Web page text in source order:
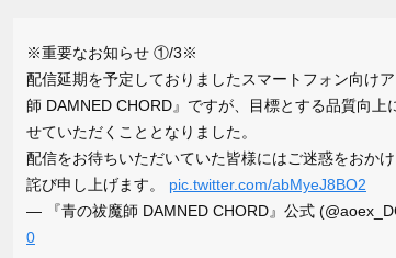
※重要なお知らせ ①/3※
配信延期を予定しておりましたスマートフォン向け
師 DAMNED CHORD』ですが、目標とする品質向上
せていただくこととなりました。
配信をお待ちいただいていた皆様にはご迷惑をおか
詫び申し上げます。 pic.twitter.com/abMyeJ8BO2
— 『青の祓魔師 DAMNED CHORD』公式
0